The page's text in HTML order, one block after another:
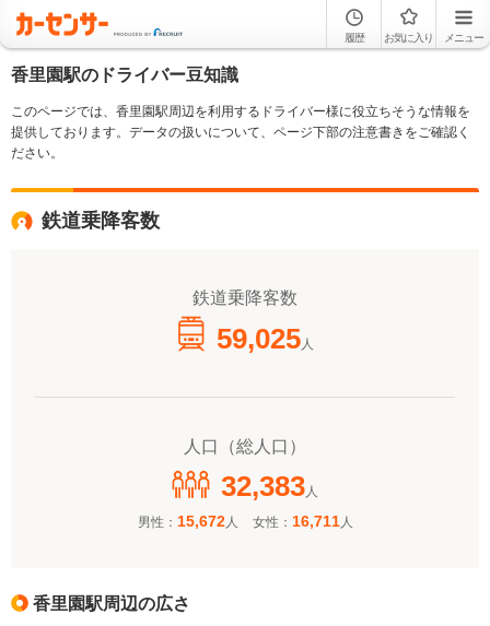
履歴 お気に入り メニュー
香里園駅のドライバー豆知識
このページでは、香里園駅周辺を利用するドライバー様に役立ちそうな情報を
提供しております。データの扱いについて、ページ下部の注意書きをご確認く
ださい。
鉄道乗降客数
鉄道乗降客数
59,025人
人口（総人口）
32,383 人
男性： 15,672人 女性： 16,711人
香里園駅周辺の広さ